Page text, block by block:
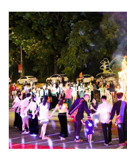
Chính sách hỗ trợ doanh